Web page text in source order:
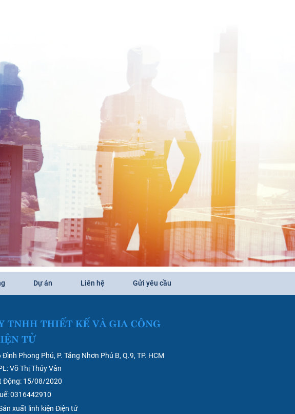
Dự án Liên hệ Gửi yêu cầu
Đình Phong Phú, P. Tăng Nhơn Phú B, Q.9, TP. HCM
Võ Thị Thúy Vân
Động: 15/08/2020
0316442910
xuất linh kiện Điện tử